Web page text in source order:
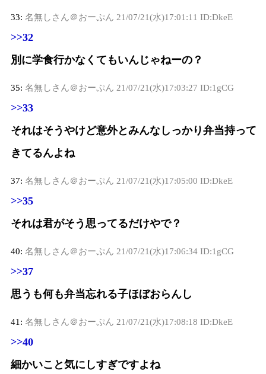
33: 名無しさん＠おーぷん 21/07/21(水)17:01:11 ID:DkeE
>>32
別に学食行かなくてもいんじゃねーの？
35: 名無しさん＠おーぷん 21/07/21(水)17:03:27 ID:1gCG
>>33
それはそうやけど意外とみんなしっかり弁当持って
きてるんよね
37: 名無しさん＠おーぷん 21/07/21(水)17:05:00 ID:DkeE
>>35
それは君がそう思ってるだけやで？
40: 名無しさん＠おーぷん 21/07/21(水)17:06:34 ID:1gCG
>>37
思うも何も弁当忘れる子ほぼおらんし
41: 名無しさん＠おーぷん 21/07/21(水)17:08:18 ID:DkeE
>>40
細かいこと気にしすぎですよね